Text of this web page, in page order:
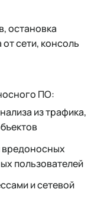
остановка
сети, консоль
ПО:
из трафика,
вредоносных
пользователей
и сетевой